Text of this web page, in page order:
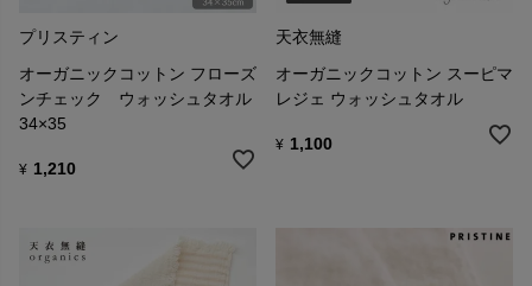
プリスティン
オーガニックコットン フローズ
ンチェック ウォッシュタオル
34×35
¥ 1,210
天衣無縫
オーガニックコットン スーピマ
レジェ ウォッシュタオル
¥ 1,100